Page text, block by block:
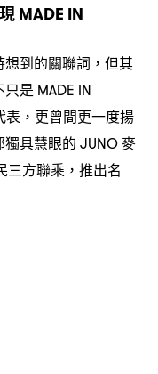
MADE IN
想到的關聯詞 ， 但其
只是 MADE IN
表 ， 更曾間更一度揚
具慧眼的 JUNO麥
三方聯乘 ， 推出名